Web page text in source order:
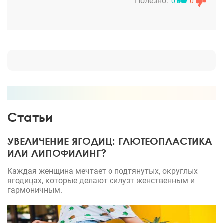
Статьи
УВЕЛИЧЕНИЕ ЯГОДИЦ: ГЛЮТЕОПЛАСТИКА
ИЛИ ЛИПОФИЛИНГ?
Каждая женщина мечтает о подтянутых, округлых
ягодицах, которые делают силуэт женственным и
гармоничным.